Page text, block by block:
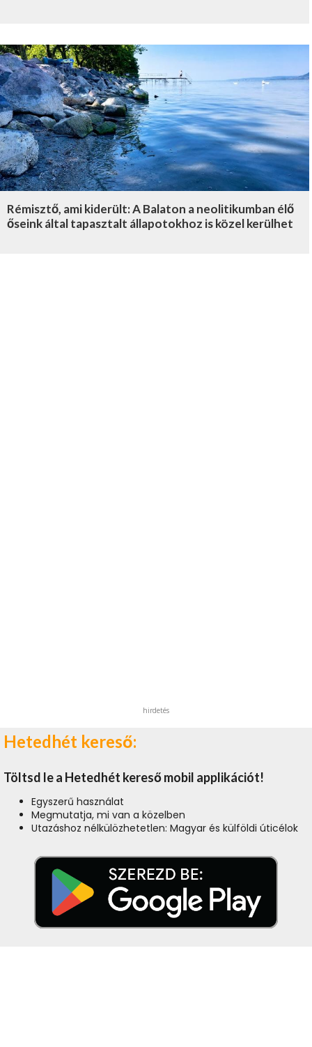
Rémisztő, ami kiderült: A Balaton a neolitikumban élő
őseink által tapasztalt állapotokhoz is közel kerülhet
hirdetés
Hetedhét kereső:
Töltsd le a Hetedhét kereső mobil applikációt!
Egyszerű használat
Megmutatja, mi van a közelben
Utazáshoz nélkülözhetetlen: Magyar és külföldi úticélok